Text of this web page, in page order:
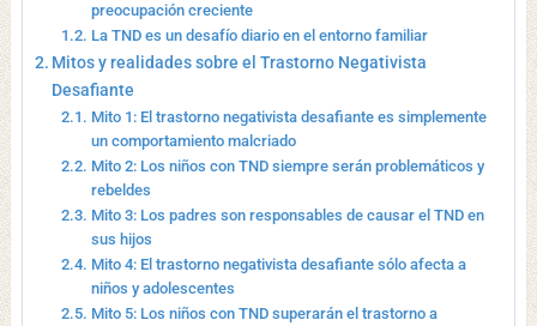
preocupación creciente
La TND es un desafío diario en el entorno familiar
Mitos y realidades sobre el Trastorno Negativista
Desafiante
Mito 1: El trastorno negativista desafiante es simplemente
un comportamiento malcriado
Mito 2: Los niños con TND siempre serán problemáticos y
rebeldes
Mito 3: Los padres son responsables de causar el TND en
sus hijos
Mito 4: El trastorno negativista desafiante sólo afecta a
niños y adolescentes
Mito 5: Los niños con TND superarán el trastorno a